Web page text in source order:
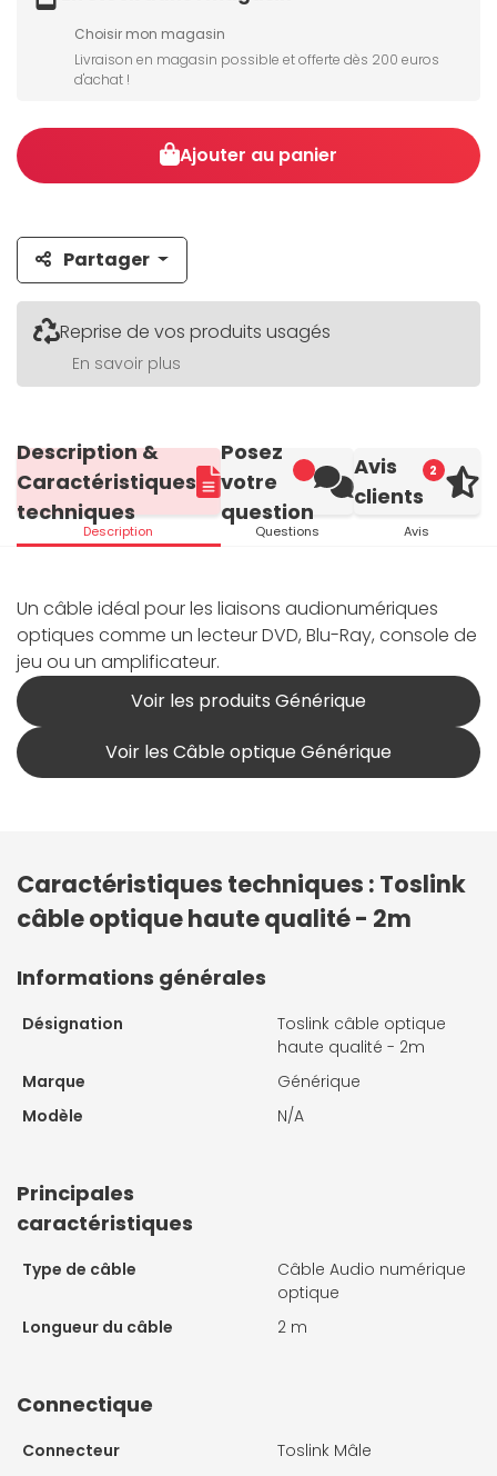
Choisir mon magasin
Livraison en magasin possible et offerte dès 200 euros
d'achat !
Ajouter au panier
Partager
Reprise de vos produits usagés
En savoir plus
Description &
Caractéristiques
techniques
Description
Posez
votre
question
Questions
2
Avis
clients
Avis
Un câble idéal pour les liaisons audionumériques
optiques comme un lecteur DVD, Blu-Ray, console de
jeu ou un amplificateur.
Voir les produits Générique
Voir les Câble optique Générique
Caractéristiques techniques : Toslink
câble optique haute qualité - 2m
Informations générales
Désignation
Toslink câble optique
haute qualité - 2m
Marque
Générique
Modèle
N/A
Principales
caractéristiques
Type de câble
Câble Audio numérique
optique
Longueur du câble
2 m
Connectique
Connecteur
Toslink Mâle